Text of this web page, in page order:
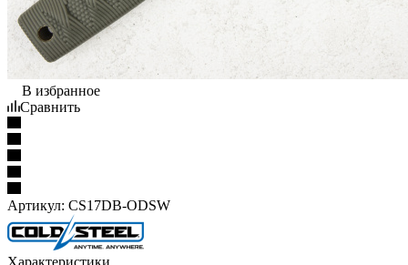
В избранное
Сравнить
Артикул: CS17DB-ODSW
Характеристики